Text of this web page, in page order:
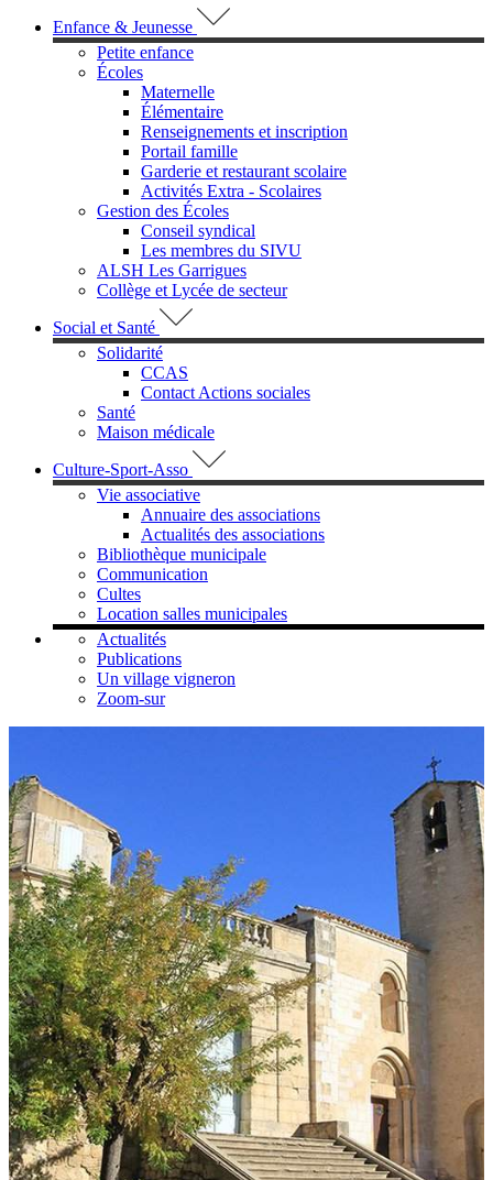
Enfance & Jeunesse
Petite enfance
Écoles
Maternelle
Élémentaire
Renseignements et inscription
Portail famille
Garderie et restaurant scolaire
Activités Extra - Scolaires
Gestion des Écoles
Conseil syndical
Les membres du SIVU
ALSH Les Garrigues
Collège et Lycée de secteur
Social et Santé
Solidarité
CCAS
Contact Actions sociales
Santé
Maison médicale
Culture-Sport-Asso
Vie associative
Annuaire des associations
Actualités des associations
Bibliothèque municipale
Communication
Cultes
Location salles municipales
Actualités
Publications
Un village vigneron
Zoom-sur